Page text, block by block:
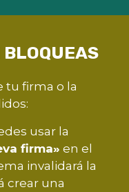
BLOQUEAS
tu firma o la
usar la
firma» en el
invalidará la
crear una